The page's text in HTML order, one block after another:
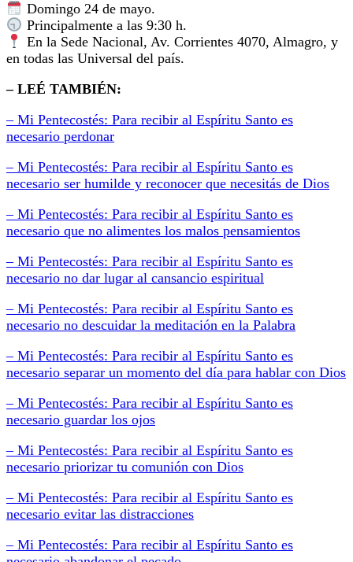
Domingo 24 de mayo.
Principalmente a las 9:30 h.
En la Sede Nacional, Av. Corrientes 4070, Almagro, y
en todas las Universal del país.
– LEÉ TAMBIÉN:
– Mi Pentecostés: Para recibir al Espíritu Santo es
necesario perdonar
– Mi Pentecostés: Para recibir al Espíritu Santo es
necesario ser humilde y reconocer que necesitás de Dios
– Mi Pentecostés: Para recibir al Espíritu Santo es
necesario que no alimentes los malos pensamientos
– Mi Pentecostés: Para recibir al Espíritu Santo es
necesario no dar lugar al cansancio espiritual
– Mi Pentecostés: Para recibir al Espíritu Santo es
necesario no descuidar la meditación en la Palabra
– Mi Pentecostés: Para recibir al Espíritu Santo es
necesario separar un momento del día para hablar con Dios
– Mi Pentecostés: Para recibir al Espíritu Santo es
necesario guardar los ojos
– Mi Pentecostés: Para recibir al Espíritu Santo es
necesario priorizar tu comunión con Dios
– Mi Pentecostés: Para recibir al Espíritu Santo es
necesario evitar las distracciones
– Mi Pentecostés: Para recibir al Espíritu Santo es